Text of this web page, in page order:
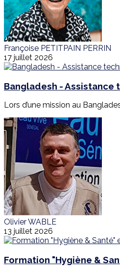
Françoise PETITPAIN PERRIN
17 juillet 2026
Bangladesh - Assistance
Lors d’une mission au
Olivier WABLE
13 juillet 2026
Formation "Hygiène &